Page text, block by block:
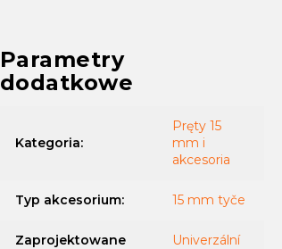
Parametry
dodatkowe
Kategoria:
Pręty 15
mm i
akcesoria
Typ akcesorium: 15 mm tyče
Zaprojektowane
Univerzální